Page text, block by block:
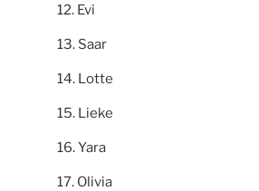
Evi
Saar
Lotte
Lieke
Yara
Olivia